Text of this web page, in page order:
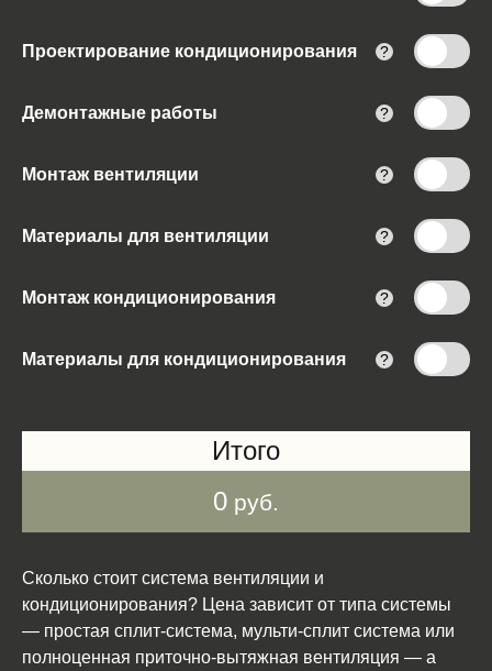
Проектирование кондиционирования ?
Демонтажные работы ?
Монтаж вентиляции ?
Материалы для вентиляции ?
Монтаж кондиционирования ?
Материалы для кондиционирования ?
Итого
0 руб.
Сколько стоит система вентиляции и
кондиционирования? Цена зависит от типа системы
— простая сплит-система, мульти-сплит система или
полноценная приточно-вытяжная вентиляция — а